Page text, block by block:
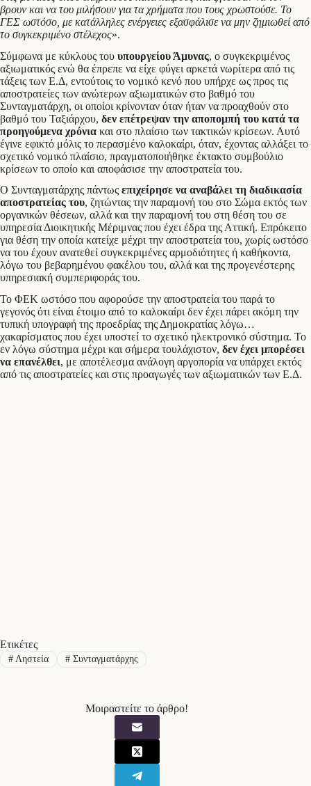
βρουν και να του μιλήσουν για τα χρήματα που τους χρωστούσε. Το
ΓΕΣ ωστόσο, με κατάλληλες ενέργειες εξασφάλισε να μην ζημιωθεί από
το συγκεκριμένο στέλεχος».
Σύμφωνα με κύκλους του υπουργείου Άμυνας, ο συγκεκριμένος
αξιωματικός ενώ θα έπρεπε να είχε φύγει αρκετά νωρίτερα από τις
τάξεις των Ε.Δ, εντούτοις το νομικό κενό που υπήρχε ως προς τις
αποστρατείες των ανώτερων αξιωματικών στο βαθμό του
Συνταγματάρχη, οι οποίοι κρίνονταν όταν ήταν να προαχθούν στο
βαθμό του Ταξιάρχου, δεν επέτρεψαν την αποπομπή του κατά τα
προηγούμενα χρόνια και στο πλαίσιο των τακτικών κρίσεων. Αυτό
έγινε εφικτό μόλις το περασμένο καλοκαίρι, όταν, έχοντας αλλάξει το
σχετικό νομικό πλαίσιο, πραγματοποιήθηκε έκτακτο συμβούλιο
κρίσεων το οποίο και αποφάσισε την αποστρατεία του.
Ο Συνταγματάρχης πάντως επιχείρησε να αναβάλει τη διαδικασία
αποστρατείας του, ζητώντας την παραμονή του στο Σώμα εκτός των
οργανικών θέσεων, αλλά και την παραμονή του στη θέση του σε
υπηρεσία Διοικητικής Μέριμνας που έχει έδρα της Αττική. Επρόκειτο
για θέση την οποία κατείχε μέχρι την αποστρατεία του, χωρίς ωστόσο
να του έχουν ανατεθεί συγκεκριμένες αρμοδιότητες ή καθήκοντα,
λόγω του βεβαρημένου φακέλου του, αλλά και της προγενέστερης
υπηρεσιακή συμπεριφοράς του.
Το ΦΕΚ ωστόσο που αφορούσε την αποστρατεία του παρά το
γεγονός ότι είναι έτοιμο από το καλοκαίρι δεν έχει πάρει ακόμη την
τυπική υπογραφή της προεδρίας της Δημοκρατίας λόγω…
χακαρίσματος που έχει υποστεί το σχετικό ηλεκτρονικό σύστημα. Το
εν λόγω σύστημα μέχρι και σήμερα τουλάχιστον, δεν έχει μπορέσει
να επανέλθει, με αποτέλεσμα ανάλογη αργοπορία να υπάρχει εκτός
από τις αποστρατείες και στις προαγωγές των αξιωματικών των Ε.Δ.
Ετικέτες
#Ληστεία #Συνταγματάρχης
Μοιραστείτε το άρθρο!